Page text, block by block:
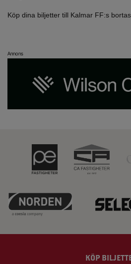
Köp dina biljetter till Kalmar FF:s
Annons
KÖP